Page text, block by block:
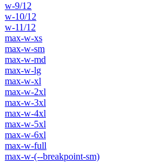
w-9/12
w-10/12
w-11/12
max-w-xs
max-w-sm
max-w-md
max-w-lg
max-w-xl
max-w-2xl
max-w-3xl
max-w-4xl
max-w-5xl
max-w-6xl
max-w-full
max-w-(--breakpoint-sm)